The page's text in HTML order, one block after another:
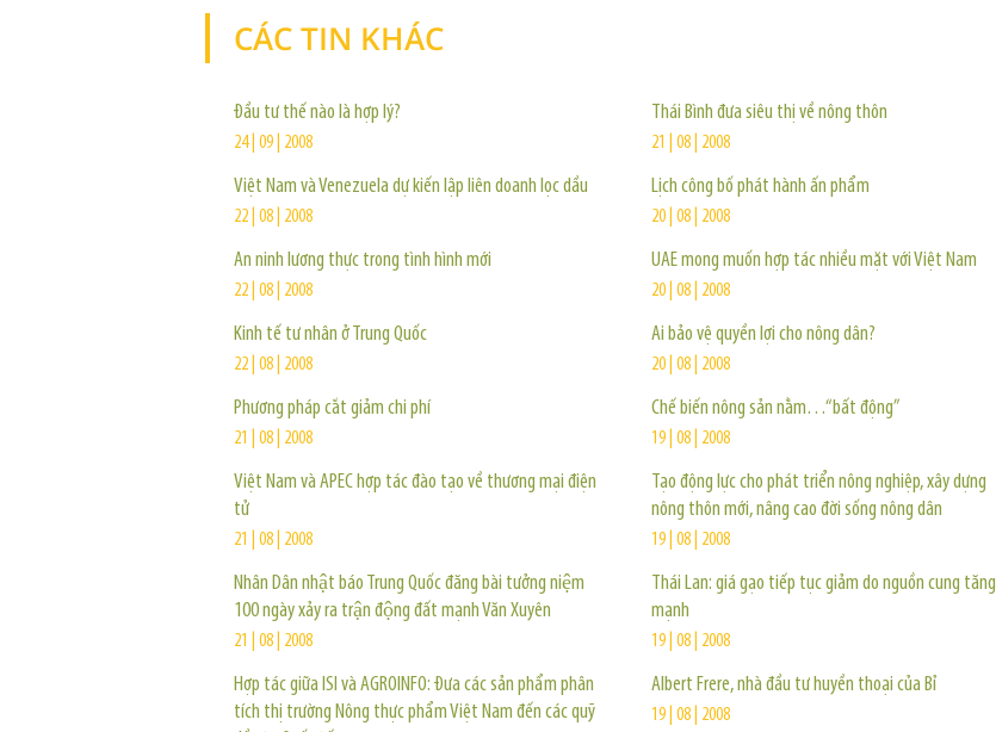
CÁC TIN KHÁC
Đầu tư thế nào là hợp lý?
24 | 09 | 2008
Việt Nam và Venezuela dự kiến lập liên doanh lọc dầu
22 | 08 | 2008
An ninh lương thực trong tình hình mới
22 | 08 | 2008
Kinh tế tư nhân ở Trung Quốc
22 | 08 | 2008
Phương pháp cắt giảm chi phí
21 | 08 | 2008
Việt Nam và APEC hợp tác đào tạo về thương mại điện
tử
21 | 08 | 2008
Nhân Dân nhật báo Trung Quốc đăng bài tưởng niệm
100 ngày xảy ra trận động đất mạnh Văn Xuyên
21 | 08 | 2008
Hợp tác giữa ISI và AGROINFO: Đưa các sản phẩm phân
tích thị trường Nông thực phẩm Việt Nam đến các quỹ
Thái Bình đưa siêu thị về nông thôn
21 | 08 | 2008
Lịch công bố phát hành ấn phẩm
20 | 08 | 2008
UAE mong muốn hợp tác nhiều mặt với Việt Nam
20 | 08 | 2008
Ai bảo vệ quyền lợi cho nông dân?
20 | 08 | 2008
Chế biến nông sản nằm…“bất động”
19 | 08 | 2008
Tạo động lực cho phát triển nông nghiệp, xây dựng
nông thôn mới, nâng cao đời sống nông dân
19 | 08 | 2008
Thái Lan: giá gạo tiếp tục giảm do nguồn cung tăng
mạnh
19 | 08 | 2008
Albert Frere, nhà đầu tư huyền thoại của Bỉ
19 | 08 | 2008